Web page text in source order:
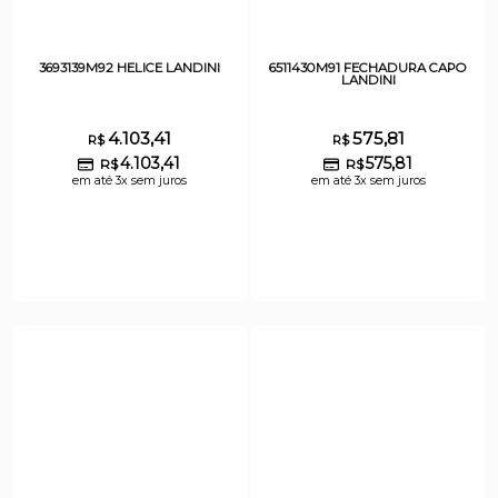
3693139M92 HELICE LANDINI
R$4.103,41
R$4.103,41
em até 3x sem juros
6511430M91 FECHADURA CAPO
LANDINI
R$575,81
R$575,81
em até 3x sem juros